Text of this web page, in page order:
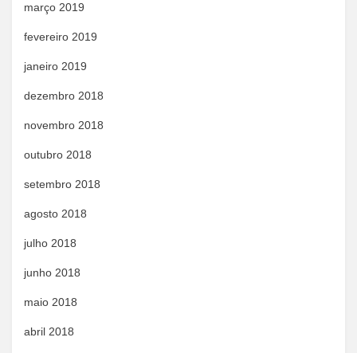
março 2019
fevereiro 2019
janeiro 2019
dezembro 2018
novembro 2018
outubro 2018
setembro 2018
agosto 2018
julho 2018
junho 2018
maio 2018
abril 2018